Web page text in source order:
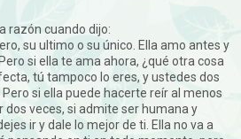
razón cuando dijo:
su ultimo o su único. Ella amo antes y
si ella te ama ahora, ¿qué otra cosa
tú tampoco lo eres, y ustedes dos
si ella puede hacerte reír al menos
dos veces, si admite ser humana y
ir y dale lo mejor de ti. Ella no va a